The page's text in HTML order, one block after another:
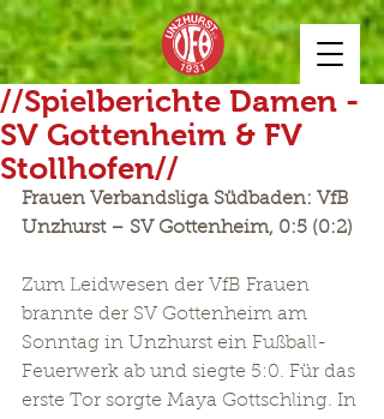
//Spielberichte Damen -
SV Gottenheim & FV
Stollhofen//
Frauen Verbandsliga Südbaden: VfB
Unzhurst – SV Gottenheim, 0:5 (0:2)
Zum Leidwesen der VfB Frauen
brannte der SV Gottenheim am
Sonntag in Unzhurst ein Fußball-
Feuerwerk ab und siegte 5:0. Für das
erste Tor sorgte Maya Gottschling. In